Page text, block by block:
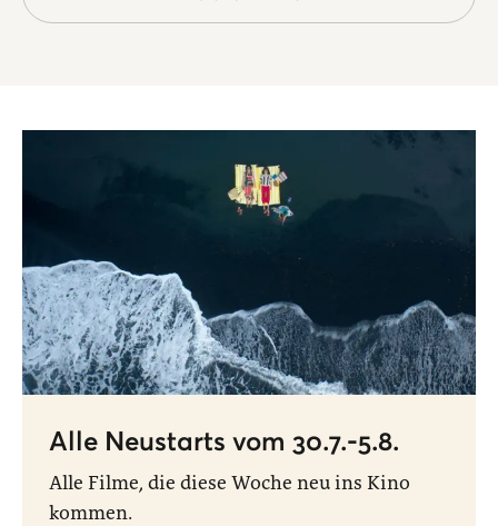
Alle Neustarts vom 30.7.-5.8.
Alle Filme, die diese Woche neu ins Kino
kommen.